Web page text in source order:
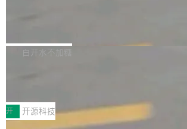
个主 agent 循环，外加一组后台 agent。这些后
库，并将作为transport接入Mooncake TENT。
MPComm将作为一种传输引擎接入Mooncake T
ENT，实现零拷贝传输性能提升30%、非零拷贝
白开水不加糖
型案例入选名单》，深信服“面向企业研发场景的
开源 AI 编程平台 CoStrict 应用”凭借卓越的技术
开 开源科技